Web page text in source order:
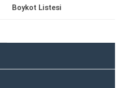
Boykot Listesi